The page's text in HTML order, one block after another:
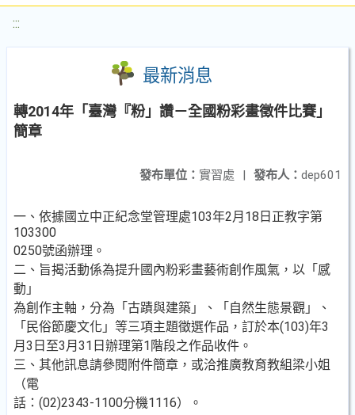
:::
最新消息
轉2014年「臺灣『粉」讚－全國粉彩畫徵件比賽」
簡章
發布人： dep601
發布單位： 實習處 |
一、依據國立中正紀念堂管理處103年2月18日正教字第
103300
0250號函辦理。
二、旨揭活動係為提升國內粉彩畫藝術創作風氣，以「感
動」
為創作主軸，分為「古蹟與建築」、「自然生態景觀」、
「民俗節慶文化」等三項主題徵選作品，訂於本(103)年3
月3日至3月31日辦理第1階段之作品收件。
三、其他訊息請參閱附件簡章，或洽推廣教育教組梁小姐
（電
話：(02)2343-1100分機1116）。